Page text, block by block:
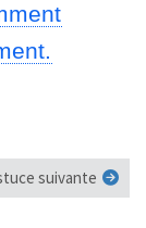
suivante